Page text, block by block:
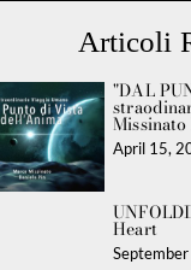
Articoli
"DAL
April 15,
Heart